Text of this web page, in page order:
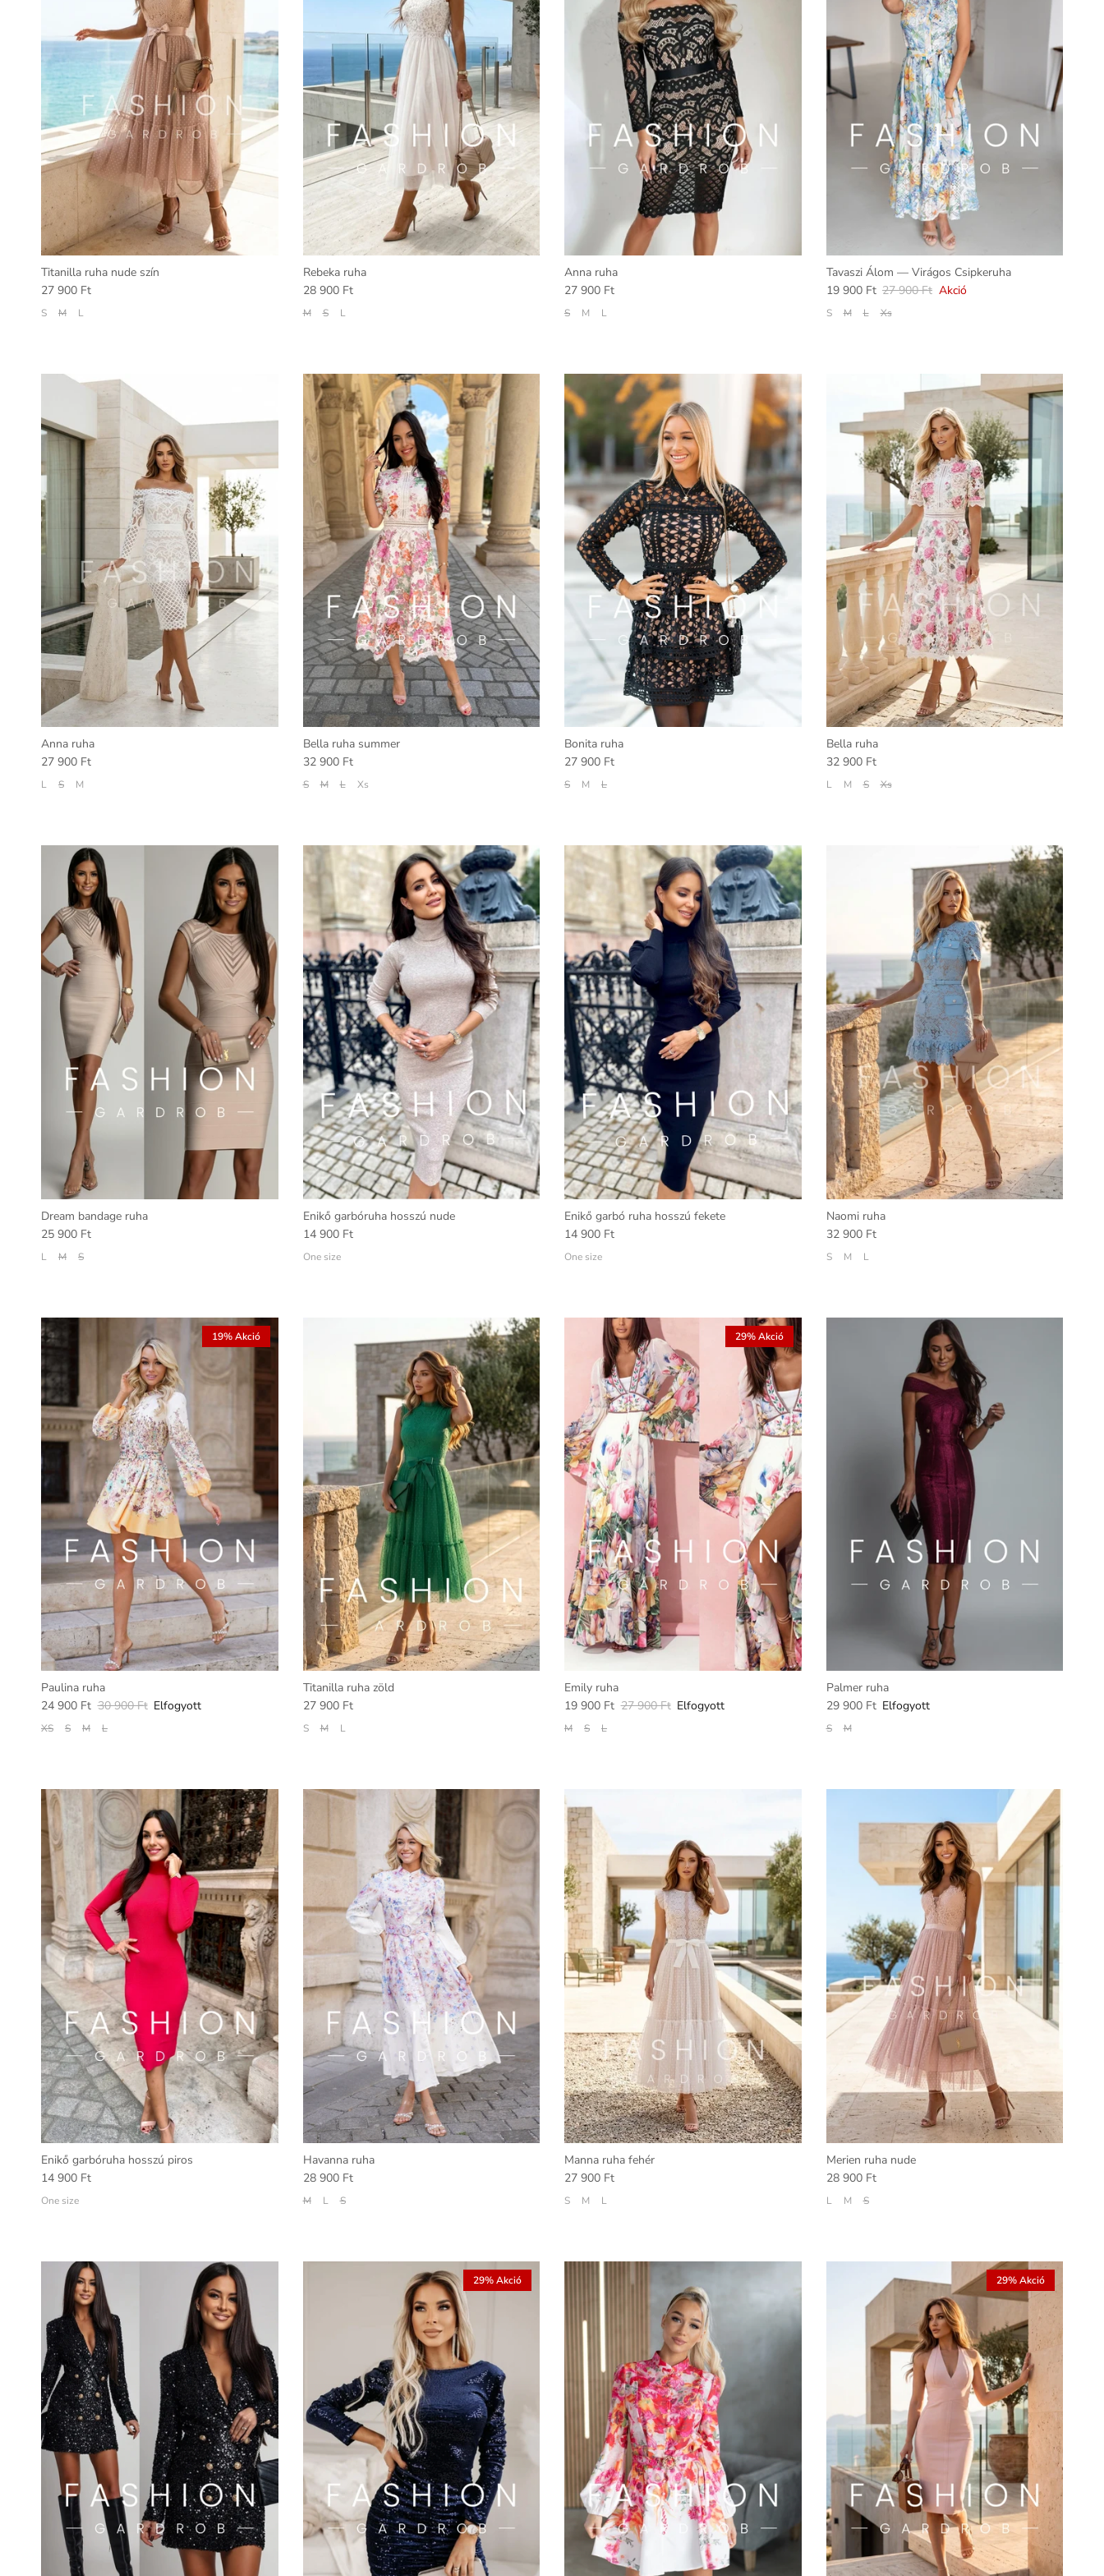
Titanilla ruha nude szín
27 900 Ft
S M L
Rebeka ruha
28 900 Ft
M S L
Anna ruha
27 900 Ft
S M L
Tavaszi Álom — Virágos Csipkeruha
19 900 Ft 27 900 Ft Akció
S M L Xs
Anna ruha
27 900 Ft
L S M
Bella ruha summer
32 900 Ft
S M L Xs
Bonita ruha
27 900 Ft
S M L
Bella ruha
32 900 Ft
L M S Xs
Dream bandage ruha
25 900 Ft
L M S
Enikő garbóruha hosszú nude
14 900 Ft
One size
Enikő garbó ruha hosszú fekete
14 900 Ft
One size
Naomi ruha
32 900 Ft
S M L
19% Akció
Paulina ruha
24 900 Ft 30 900 Ft Elfogyott
XS S M L
Titanilla ruha zöld
27 900 Ft
S M L
29% Akció
Emily ruha
19 900 Ft 27 900 Ft Elfogyott
M S L
Palmer ruha
29 900 Ft Elfogyott
S M
Enikő garbóruha hosszú piros
14 900 Ft
One size
Havanna ruha
28 900 Ft
M L S
Manna ruha fehér
27 900 Ft
S M L
Merien ruha nude
28 900 Ft
L M S
29% Akció 29% Akció